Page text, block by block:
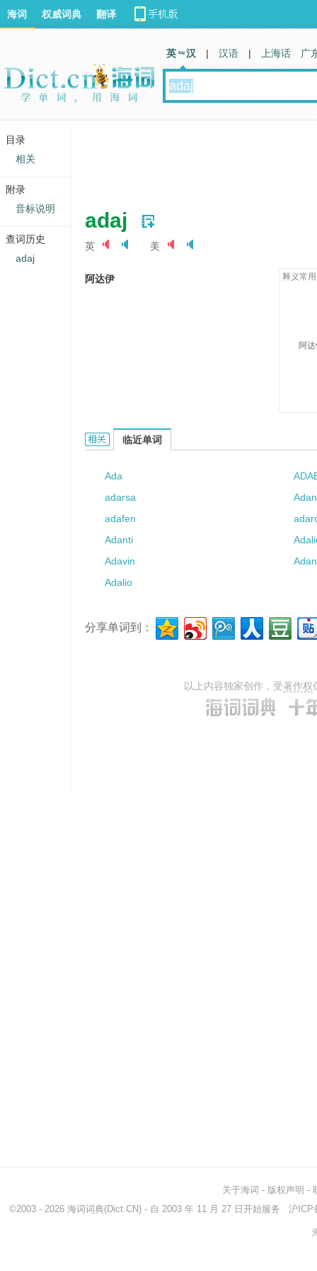
adaj
英 美
阿达伊 释义常
阿
Adaj的相关资料：
临近单词
Ada
adarsa
adafen
Adanti
Adavin
Adalio
分享单词到：
以上内容独家创作，受著作权
海词 权威词典 翻译
英 汉 | 汉语 | 上海话 广
关于海词 - 版权声明 -
©2003 - 2026 海词词典(Dict.CN) - 自 2003 年 11 月 27 日开始服务 沪ICP
目录
相关
附录
音标说明
查词历史
adaj